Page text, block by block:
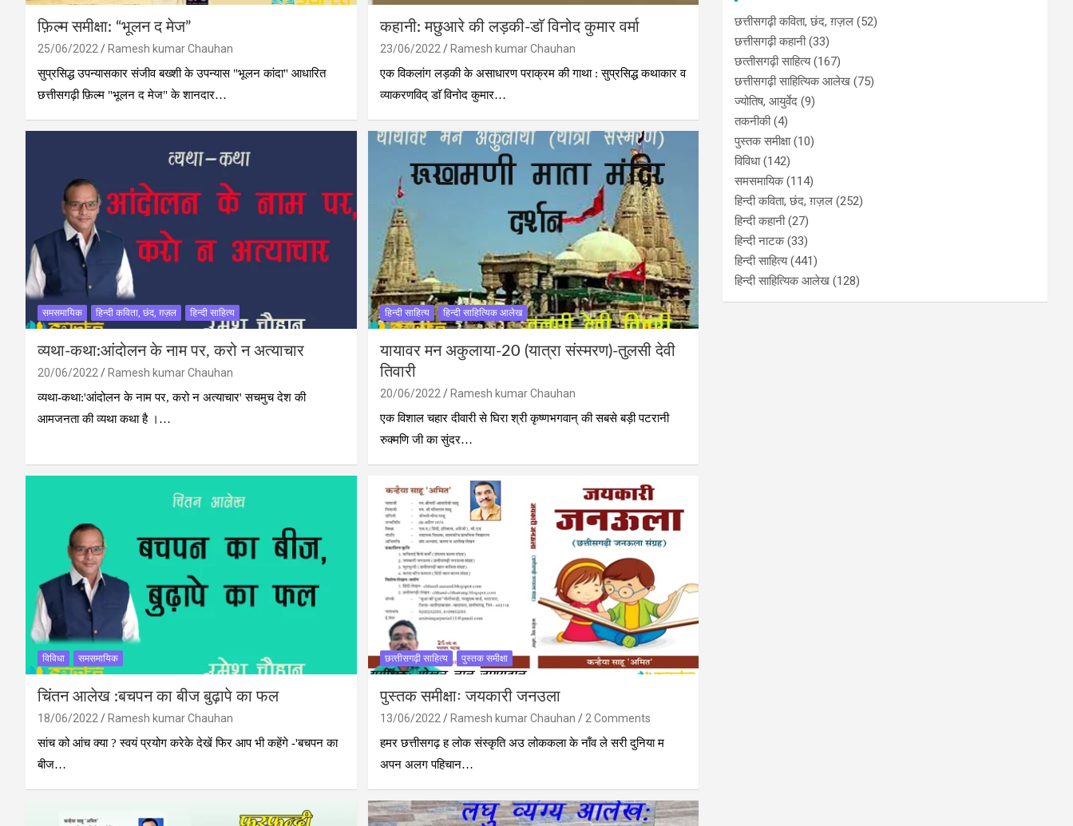
फ़िल्म समीक्षा: “भूलन द मेज”
25/06/2022
Ramesh kumar Chauhan
सुप्रसिद्ध उपन्यासकार संजीव बख्शी के उपन्यास "भूलन कांदा" आधारित
छत्तीसगढ़ी फ़िल्म "भूलन द मेज" के शानदार…
कहानी: मछुआरे की लड़की-डाॅ विनोद कुमार वर्मा
23/06/2022
Ramesh kumar Chauhan
एक विकलांग लड़की के असाधारण पराक्रम की गाथा : सुप्रसिद्ध कथाकार व
व्याकरणविद् डाॅ विनोद कुमार…
समसमायिक हिन्दी कविता, छंद, ग़ज़ल हिन्दी साहित्य
व्‍यथा-कथा:आंदोलन के नाम पर, करो न अत्‍याचार
20/06/2022
Ramesh kumar Chauhan
व्‍यथा-कथा:'आंदोलन के नाम पर, करो न अत्‍याचार' सचमुच देश की
आमजनता की व्‍यथा कथा है ।…
हिन्दी साहित्य हिन्दी साहित्यिक आलेख
यायावर मन अकुलाया-20 (यात्रा संस्‍मरण)-तुलसी देवी
तिवारी
20/06/2022
Ramesh kumar Chauhan
एक विशाल चहार दीवारी से घिरा श्री कृष्णभगवान् की सबसे बड़ी पटरानी
रुक्मणि जी का सुंदर…
विविधा समसमायिक
चिंतन आलेख :बचपन का बीज बुढ़ापे का फल
18/06/2022
Ramesh kumar Chauhan
सांच को आंच क्‍या ? स्‍वयं प्रयोग करेके देखें फिर आप भी कहेंगे -'बचपन का
बीज…
छत्‍तीसगढ़ी साहित्‍य पुस्‍तक समीक्षा
पुस्‍तक समीक्षाः जयकारी जनउला
13/06/2022 Ramesh kumar Chauhan
2 Comments
हमर छत्तीसगढ़ ह लोक संस्कृति अउ लोककला के नाँव ले सरी दुनिया म
अपन अलग पहिचान…
छत्तीसगढ़ी कविता, छंद, ग़ज़ल (52)
छत्तीसगढ़ी कहानी(33)
छत्‍तीसगढ़ी साहित्‍य(167)
छत्तीसगढ़ी साहित्यिक आलेख (75)
ज्योतिष, आयुर्वेद (9)
तकनीकी(4)
पुस्‍तक समीक्षा(10)
विविधा(142)
समसमायिक(114)
हिन्दी कविता, छंद, ग़ज़ल (252)
हिन्दी कहानी(27)
हिन्‍दी नाटक(33)
हिन्दी साहित्य(441)
हिन्दी साहित्यिक आलेख (128)